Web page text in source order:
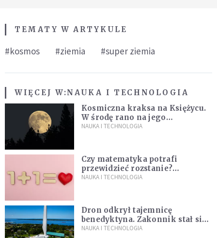
TEMATY W ARTYKULE
#kosmos #ziemia #super ziemia
WIĘCEJ W:NAUKA I TECHNOLOGIA
Kosmiczna kraksa na Księżycu.
W środę rano na jego
powierzchni dojdzie do
NAUKA I TECHNOLOGIA
Czy matematyka potrafi
przewidzieć rozstanie?
Naukowcy stworzyli model
NAUKA I TECHNOLOGIA
Dron odkrył tajemnicę
benedyktyna. Zakonnik stał się
sławny
NAUKA I TECHNOLOGIA